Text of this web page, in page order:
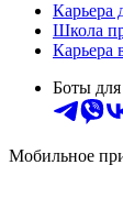
Карьера
Школа
Карьера
Боты
Мобильное